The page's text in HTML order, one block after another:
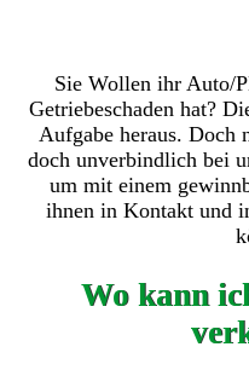
Sie Wollen ihr Auto/
Getriebeschaden hat?
Aufgabe heraus. Doch
doch unverbindlich bei
um mit einem
ihnen in Kontakt und
Wo kann